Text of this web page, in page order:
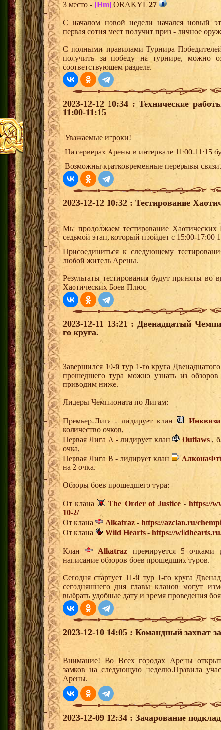
3 место - [Hm] ORAKYL 27
С началом новой недели начался новый
первая сотня мест получит приз - личное
С полными правилами Турнира
получить за победу на турнире, можно
соответствующем разделе.
2023-12-12 10:34 : Технические
11:00-11:15
Уважаемые игроки!
На серверах Арены в интервале 11:00-11:15
Возможны кратковременные перерывы связи.
2023-12-12 10:32 : Тестирование
Мы продолжаем тестирование
седьмой этап, который пройдет с 15:00-17:00
Присоединиться к следующему
любой житель Арены.
Результаты тестирования будут приняты во
Хаотических Боев Плюс.
2023-12-11 13:21 : Двенадцатый
го круга.
Завершился 10-й тур 1-го круга
прошедшего тура можно узнать из
приводим ниже.
Лидеры Чемпионата по Лигам:
Премьер-Лига - лидирует клан
количество очков,
Первая Лига А - лидирует клан
Outlaws ,
очка,
Первая Лига В - лидирует клан
на 2 очка.
Обзоры боев прошедшего тура:
От клана The Order of Justice- https://
10-2/
От клана
Alkatraz - https://azclan.ru/
От клана
Wild Hearts - https://
Клан Alkatraz премируется 5 очками
написание обзоров боев прошедших туров.
Сегодня стартует 11-й тур 1-го круга
сегодняшнего дня главы кланов могут
выбрать удобные дату и время проведения
2023-12-10 14:05 : Командный захват
Внимание! Во Всех городах Арены
замков на следующую неделю.Правила
Арены.
2023-12-09 12:34 : Зачарование